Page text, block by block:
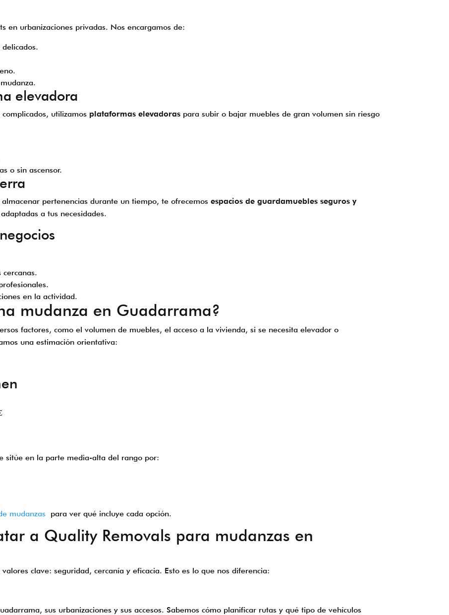
en urbanizaciones privadas. Nos encargamos de:
elevadora
utilizamos plataformas elevadoras para subir o bajar muebles de gran volumen sin riesgo
o sin ascensor.
pertenencias durante un tiempo, te ofrecemos espacios de guardamuebles seguros y
a tus necesidades.
en la actividad.
mudanza en Guadarrama?
factores, como el volumen de muebles, el acceso a la vivienda, si se necesita elevador o
una estimación orientativa:
sitúe en la parte media-alta del rango por:
mudanzas para ver qué incluye cada opción.
a Quality Removals para mudanzas en
clave: seguridad, cercanía y eficacia. Esto es lo que nos diferencia:
sus urbanizaciones y sus accesos. Sabemos cómo planificar rutas y qué tipo de vehículos